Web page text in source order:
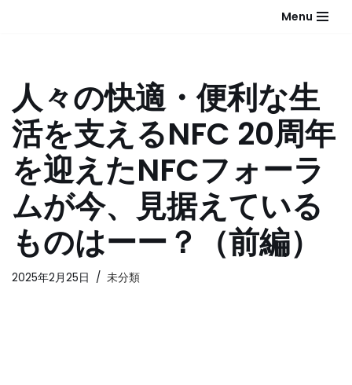
ン
ツ
へ
ス
キ
プ
Menu
人々の快適・便利な生
活を支えるNFC 20周年
を迎えたNFCフォーラ
ムが今、見据えている
ものはーー？（前編）
2025年2月25日 未分類